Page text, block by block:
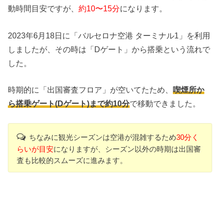
動時間目安ですが、約10〜15分になります。
2023年6月18日に「バルセロナ空港 ターミナル1」を利用
しましたが、その時は「Dゲート」から搭乗という流れで
した。
時期的に「出国審査フロア」が空いてたため、喫煙所か
ら搭乗ゲート(Dゲート)まで約10分で移動できました。
ちなみに観光シーズンは空港が混雑するため30分く
らいが目安になりますが、シーズン以外の時期は出国審
査も比較的スムーズに進みます。